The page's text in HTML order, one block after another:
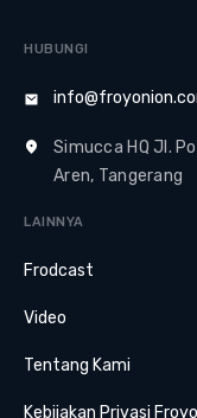
HUBUNGI
Simucca HQ Jl.
Aren, Tangerang
LAINNYA
Frodcast
Video
Tentang Kami
Kebijakan Privasi